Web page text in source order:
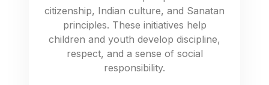
citizenship, Indian culture, and Sanatan
principles. These initiatives help
children and youth develop discipline,
respect, and a sense of social
responsibility.